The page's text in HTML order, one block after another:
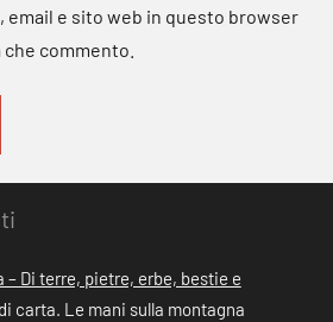
email e sito web in questo browser
commento.
Di terre, pietre, erbe, bestie e
carta. Le mani sulla montagna